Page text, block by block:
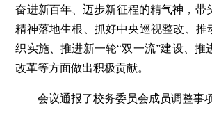
奋进新百年、迈步新征程的精气神，带
精神落地生根、抓好中央巡视整改、推
织实施、推进新一轮“双一流”建设、推
改革等方面做出积极贡献。
会议通报了校务委员会成员调整事